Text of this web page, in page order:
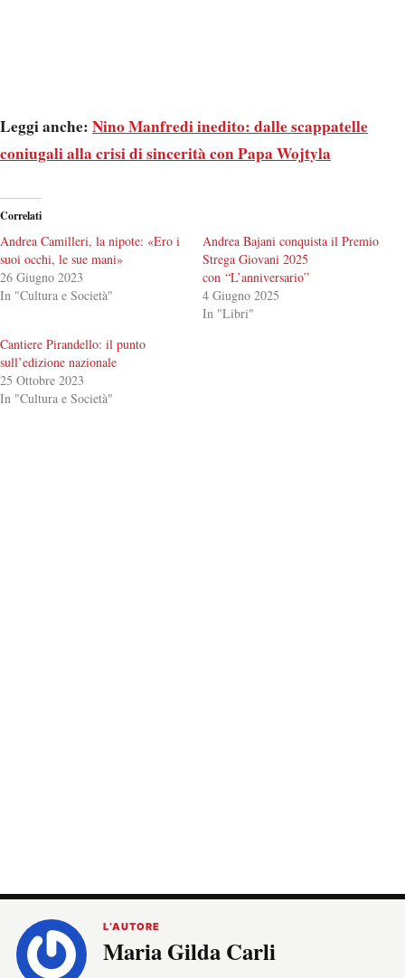
Leggi anche: Nino Manfredi inedito: dalle scappatelle
coniugali alla crisi di sincerità con Papa Wojtyla
Correlati
Andrea Camilleri, la nipote: «Ero i
suoi occhi, le sue mani»
26 Giugno 2023
In "Cultura e Società"
Andrea Bajani conquista il Premio
Strega Giovani 2025
con “L’anniversario”
4 Giugno 2025
In "Libri"
Cantiere Pirandello: il punto
sull’edizione nazionale
25 Ottobre 2023
In "Cultura e Società"
L’AUTORE
Maria Gilda Carli